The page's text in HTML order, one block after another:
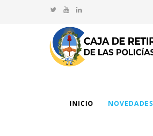
INICIO NOVEDADES